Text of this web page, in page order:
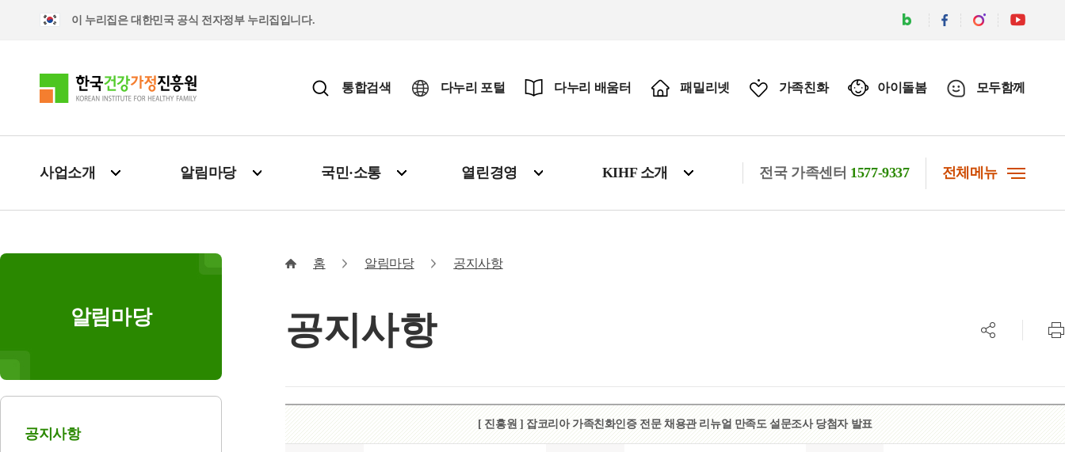
이 누리집은 대한민국 공식 전자정부 누리집입니다.
통합검색 다누리 포털 다누리 배움터 패밀리넷 가족친화 아이돌봄 모두함께
사업소개 알림마당 국민·소통 열린경영 KIHF 소개 전국 가족센터 1577-9337 전체메뉴
알림마당
공지사항
홈 알림마당 공지사항
공지사항
공유하기
[ 진흥원 ] 잡코리아 가족친화인증 전문 채용관 리뉴얼 만족도 설문조사 당첨자 발표